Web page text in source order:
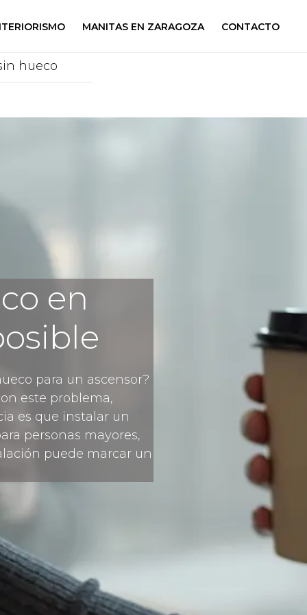
MANITAS EN ZARAGOZA CONTACTO
hueco
en
para un ascensor?
este problema,
es que instalar un
personas mayores,
puede marcar un